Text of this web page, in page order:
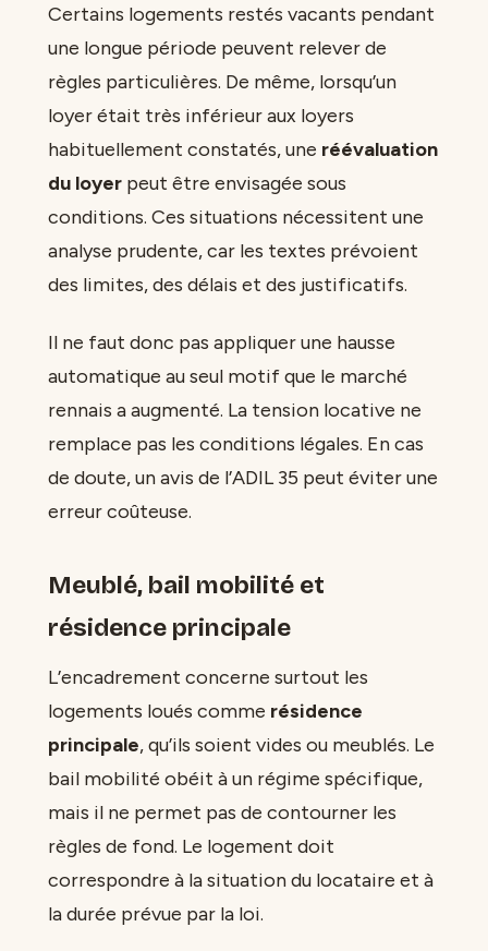
Certains logements restés vacants pendant
une longue période peuvent relever de
règles particulières. De même, lorsqu’un
loyer était très inférieur aux loyers
habituellement constatés, une réévaluation
du loyer peut être envisagée sous
conditions. Ces situations nécessitent une
analyse prudente, car les textes prévoient
des limites, des délais et des justificatifs.
Il ne faut donc pas appliquer une hausse
automatique au seul motif que le marché
rennais a augmenté. La tension locative ne
remplace pas les conditions légales. En cas
de doute, un avis de l’ADIL 35 peut éviter une
erreur coûteuse.
Meublé, bail mobilité et
résidence principale
L’encadrement concerne surtout les
logements loués comme résidence
principale, qu’ils soient vides ou meublés. Le
bail mobilité obéit à un régime spécifique,
mais il ne permet pas de contourner les
règles de fond. Le logement doit
correspondre à la situation du locataire et à
la durée prévue par la loi.